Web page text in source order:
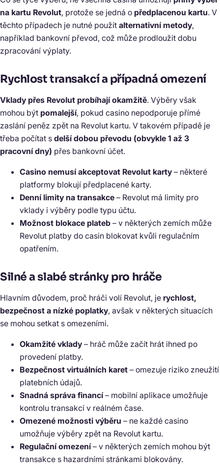
na kartu Revolut, protože se jedná o předplacenou kartu. V
těchto případech je nutné použít alternativní metody,
například bankovní převod, což může prodloužit dobu
zpracování výplaty.
Rychlost transakcí a případná omezení
Vklady přes Revolut probíhají okamžitě. Výběry však
mohou být pomalejší, pokud casino nepodporuje přímé
zaslání peněz zpět na Revolut kartu. V takovém případě je
třeba počítat s delší dobou převodu (obvykle 1 až 3
pracovní dny) přes bankovní účet.
Casino nemusí akceptovat Revolut karty – některé
platformy blokují předplacené karty.
Denní limity na transakce – Revolut má limity pro
vklady i výběry podle typu účtu.
Možnost blokace plateb – v některých zemích může
Revolut platby do casin blokovat kvůli regulačním
opatřením.
Silné a slabé stránky pro hráče
Hlavním důvodem, proč hráči volí Revolut, je rychlost,
bezpečnost a nízké poplatky, avšak v některých situacích
se mohou setkat s omezeními.
Okamžité vklady – hráč může začít hrát ihned po
provedení platby.
Bezpečnost virtuálních karet – omezuje riziko zneužití
platebních údajů.
Snadná správa financí– mobilní aplikace umožňuje
kontrolu transakcí v reálném čase.
Omezené možnosti výběru – ne každé casino
umožňuje výběry zpět na Revolut kartu.
Regulační omezení– v některých zemích mohou být
transakce s hazardními stránkami blokovány.